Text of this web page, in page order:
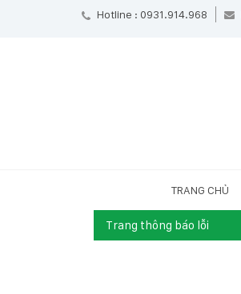
Hotline : 0931.914.968
TRANG CHỦ
Trang thông báo lỗi